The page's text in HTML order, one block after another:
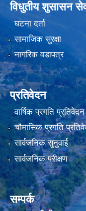
विधुतीय शुसासन
घटना दर्ता
सामाजिक सुरक्षा
नागरिक वडापत्र
प्रतिवेदन
वार्षिक प्रगति प्रतिवेदन
चौमासिक प्रगति
सार्वजनिक सुनुवाई
सार्वजनिक परीक्षण
सम्पर्क